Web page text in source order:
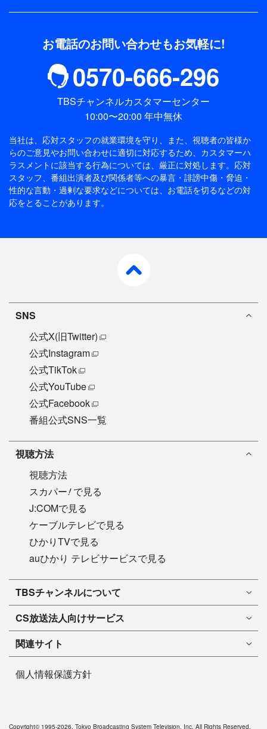
※出演予定だったパトリック・チャンは、足の負傷
に伴い急遽出演キャンセルとなりました。
※出演予定だった織田信成は、体調不良のため急遽
出演キャンセルとなりました。
《オープニング(グループナンバー)》
《ランビエル、フェルナンデス、宮原、三原、デュ
ハメル&ラドフォードによるグループナンバー》
「Lemon」
《ランビエル、フェルナンデス、トゥクタミシェ
ワ、宮原、三原、デュハメル&ラドフォード、マイ
「Trusty and True」
「With a Little Help from my Friends」
「Move Your Body」
《ハビエル・フェルナンデス 引退セレモニー》
花束贈呈：宮原知子
【開催（大阪公演）：2019年3月29日〜31日 東和
薬品RACTABドーム（大阪府門真市）】
※生中継：2019年3月31日
解説：八木沼純子
実況：新タ悦男（TBSアナウンサー）
【「スターズ・オン・アイス」とは】
1986年に北米で発足。その名の通り、五輪や世界選
手権などのメダリスト、フィギュアスケート界のス
ターたちが集う、世界最高峰のアイスショーのひと
つ。中でも2005年から開催されているジャパンツア
ーは、実力・人気を兼ね備えた日本人トップスケー
ターが数多く出演し、素晴らしいパフォーマンスで
観衆を魅了してきた。
お電話のお問い合わせもお気軽に!
0570-666-296
TBSチャンネルカスタマーセンター
10:00〜20:00 年中無休
当社は、応対スタッフの就業環境を守り、また、視聴者の皆様か
らのご意見やお問い合わせに適切に対応するため、 カスタマーハ
ラスメントに該当する行為については、厳正に対処します。応対
スタッフ、番組出演者及び関係者等への暴言・誹謗中傷・脅迫・
性的な言動・過剰な要求などについては、お電話を切るなどの対
応をとることがあります。
SNS
公式X(旧Twitter)
公式Instagram
公式TikTok
公式YouTube
公式Facebook
番組公式SNS一覧
視聴方法
視聴方法
スカパー!で見る
J:COMで見る
ケーブルテレビで見る
ひかりTVで見る
auひかり テレビサービスで見る
TBSチャンネル1
TBSチャンネル2
マンスリーガイド［PDF］
TBSチャンネルについて
TBSチャンネルについて
FAQ・よくあるご質問
インフォメーション
プレゼント
CS放送法人向けサービス
法人向けサービスについて
TBSチャンネル1
TBSチャンネル2
今月放送
ドラマ
バラエティ
音楽
アニメ・特撮
関連サイト
BS-TBS
個人情報保護方針
Copyright©1995-2026, Tokyo Broadcasting System Television, Inc. All Rights Reserved.